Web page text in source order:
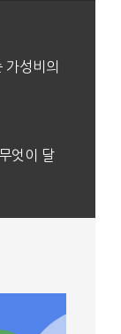
성비의
엇이 달